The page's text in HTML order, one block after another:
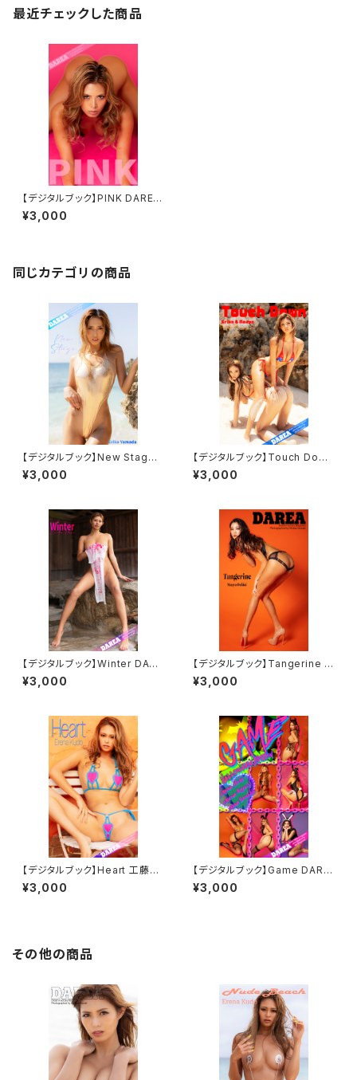
最近チェックした商品
【デジタルブック】PINK DAREA
Dream Factory Magazine
¥3,000
同じカテゴリの商品
【デジタルブック】New Stage
DAREA Dream Factory Mag
azine
¥3,000
【デジタルブック】Touch Down
DAREA Dream Factory Mag
azine
¥3,000
【デジタルブック】Winter DARE
A Dream Factory Magazine
¥3,000
【デジタルブック】Tangerine D
AREA Dream Factory Maga
zine
¥3,000
【デジタルブック】Heart 工藤え
れな DAREA Dream Factory
Magazine
¥3,000
【デジタルブック】Game DARE
A Dream Factory Magazine
¥3,000
その他の商品